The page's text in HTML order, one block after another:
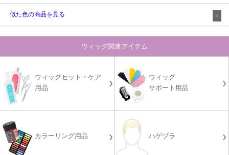
似た色の商品を見る
ウィッグ関連アイテム
ウィッグセット・ケア
用品
ウィッグ
サポート用品
カラーリング用品 ハゲヅラ